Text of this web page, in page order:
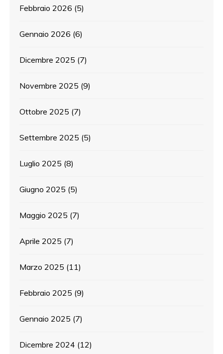
Febbraio 2026 (5)
Gennaio 2026 (6)
Dicembre 2025 (7)
Novembre 2025 (9)
Ottobre 2025 (7)
Settembre 2025 (5)
Luglio 2025 (8)
Giugno 2025 (5)
Maggio 2025 (7)
Aprile 2025 (7)
Marzo 2025 (11)
Febbraio 2025 (9)
Gennaio 2025 (7)
Dicembre 2024 (12)